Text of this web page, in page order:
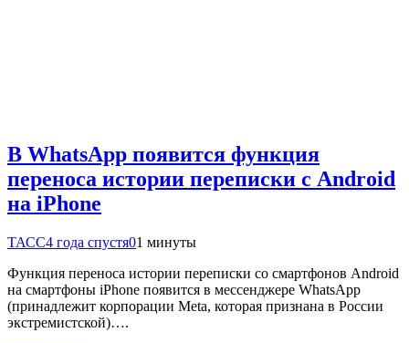
В WhatsApp появится функция
переноса истории переписки с Android
на iPhone
ТАСС4 года спустя01 минуты
Функция переноса истории переписки со смартфонов Android
на смартфоны iPhone появится в мессенджере WhatsApp
(принадлежит корпорации Meta, которая признана в России
экстремистской)….